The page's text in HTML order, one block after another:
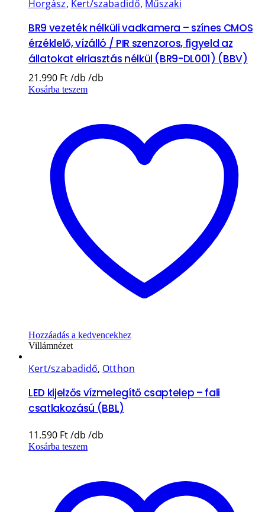
Horgász, Kert/szabadidő, Műszaki
BR9 vezeték nélküli vadkamera – színes CMOS
érzéklelő, vízálló / PIR szenzoros, figyeld az
állatokat elriasztás nélkül (BR9-DL001) (BBV)
21.990 Ft
Kosárba teszem
Hozzáadás a kedvencekhez
Villámnézet
Kert/szabadidő, Otthon
LED kijelzős vízmelegítő csaptelep – fali
csatlakozású (BBL)
11.590 Ft
Kosárba teszem